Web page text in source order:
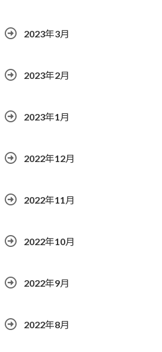
2023年3月
2023年2月
2023年1月
2022年12月
2022年11月
2022年10月
2022年9月
2022年8月